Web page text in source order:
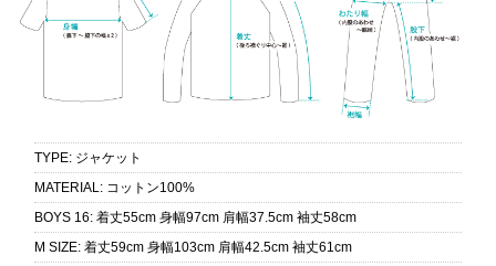
TYPE: ジャケット
MATERIAL: コットン100%
BOYS 16: 着丈55cm 身幅97cm 肩幅37.5cm 袖丈58cm
M SIZE: 着丈59cm 身幅103cm 肩幅42.5cm 袖丈61cm